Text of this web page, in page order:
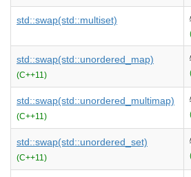
std::swap(std::multiset)
std::swap(std::unordered_map)
(C++11)
std::swap(std::unordered_multimap)
(C++11)
std::swap(std::unordered_set)
(C++11)